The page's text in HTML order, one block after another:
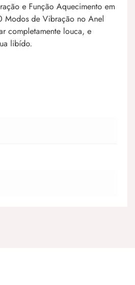
e Função Aquecimento em
Modos de Vibração no Anel
completamente louca, e
libído.